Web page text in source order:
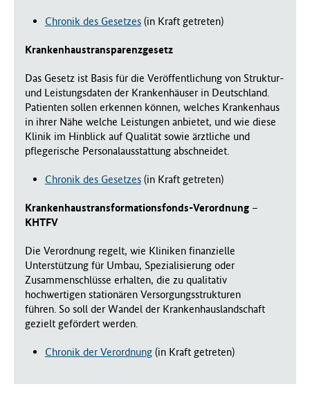
Chronik des Gesetzes(in Kraft getreten)
Krankenhaustransparenzgesetz
Das Gesetz ist Basis für die Veröffentlichung von Struktur-
und Leistungsdaten der Krankenhäuser in Deutschland.
Patienten sollen erkennen können, welches Krankenhaus
in ihrer Nähe welche Leistungen anbietet, und wie diese
Klinik im Hinblick auf Qualität sowie ärztliche und
pflegerische Personalausstattung abschneidet.
Chronik des Gesetzes(in Kraft getreten)
Krankenhaustransformationsfonds-Verordnung –
KHTFV
Die Verordnung regelt, wie Kliniken finanzielle
Unterstützung für Umbau, Spezialisierung oder
Zusammenschlüsse erhalten, die zu qualitativ
hochwertigen stationären Versorgungsstrukturen
führen. So soll der Wandel der Krankenhauslandschaft
gezielt gefördert werden.
Chronik der Verordnung(in Kraft getreten)